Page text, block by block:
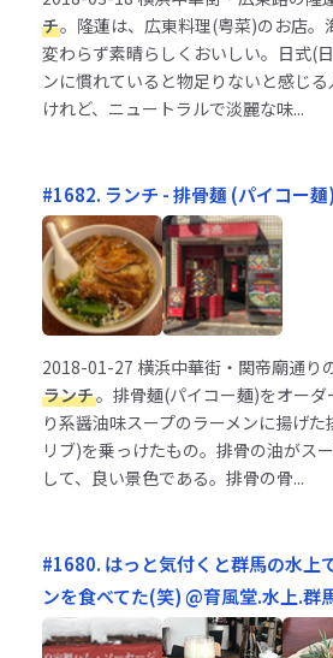
チ。隆蓮は、広東料理(粤菜)のお店。
変わらず素晴らしくおいしい。日式(
ンに慣れていると物足りないと感じ
けれど、ニュートラルで淡麗な味...
#1682. ランチ - 排骨麺 (パイコー
2018-01-27 横浜中華街・関帝廟通り
ランチ。排骨麺(パイコー麺)をオー
り系醤油味スープのラーメンに揚げ
リブ)を乗っけたもの。排骨の油がス
して、良い景色である。排骨の骨...
#1680. はっと気付くと群馬の水上
ンを食べてた(笑) @育風堂.水上.群